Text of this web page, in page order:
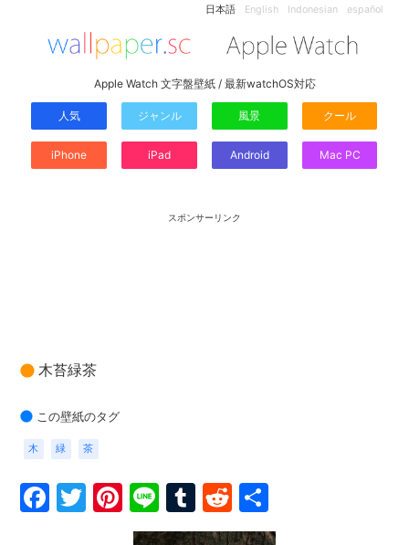
日本語 English Indonesian español
Apple Watch 文字盤壁紙 / 最新watchOS対応
人気 ジャンル 風景 クール
iPhone iPad Android Mac PC
スポンサーリンク
木苔緑茶
この壁紙のタグ
木 緑 茶
Facebook
Twitter
Pinterest
LineTumblr
Reddit
有